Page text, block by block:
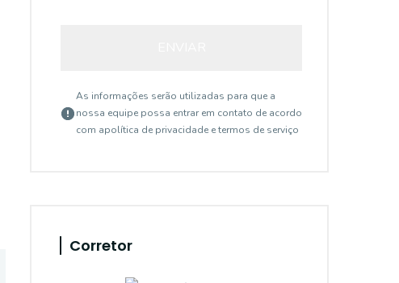
As informações serão utilizadas para que a
nossa equipe possa entrar em contato de acordo
com apolítica de privacidade e termos de serviço
Corretor